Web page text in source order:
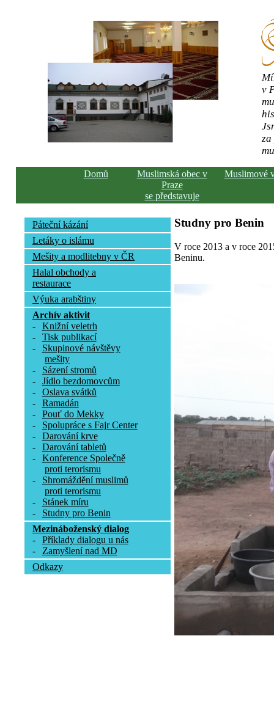
v
Domů
Muslimská obec v
Praze
se představuje
Muslimové
Páteční kázání
Letáky o islámu
Mešity a modlitebny v ČR
Halal obchody a
restaurace
Výuka arabštiny
Archív aktivit
-
Knižní veletrh
-
Tisk publikací
-
Skupinové návštěvy
mešity
-
Sázení stromů
-
Jídlo bezdomovcům
-
Oslava svátků
-
Ramadán
-
Pouť do Mekky
-
Spolupráce s Fajr Center
-
Darování krve
-
Darování tabletů
-
Konference Společně
proti terorismu
-
Shromáždění muslimů
proti terorismu
-
Stánek míru
-
Studny pro Benin
Mezináboženský dialog
-
Příklady dialogu u nás
-
Zamyšlení nad MD
Odkazy
Studny pro Benin
V roce 2013 a v roce
Beninu.